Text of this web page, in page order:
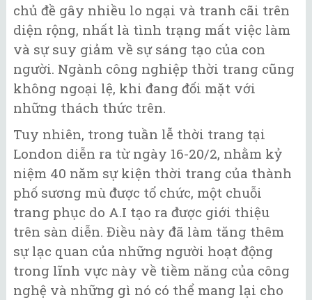
chủ đề gây nhiều lo ngại và tranh cãi trên
diện rộng, nhất là tình trạng mất việc làm
và sự suy giảm về sự sáng tạo của con
người. Ngành công nghiệp thời trang cũng
không ngoại lệ, khi đang đối mặt với
những thách thức trên.
Tuy nhiên, trong tuần lễ thời trang tại
London diễn ra từ ngày 16-20/2, nhằm kỷ
niệm 40 năm sự kiện thời trang của thành
phố sương mù được tổ chức, một chuỗi
trang phục do A.I tạo ra được giới thiệu
trên sàn diễn. Điều này đã làm tăng thêm
sự lạc quan của những người hoạt động
trong lĩnh vực này về tiềm năng của công
nghệ và những gì nó có thể mang lại cho